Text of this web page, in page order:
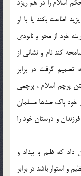
اسلام را در هم ريزد
اطاعت بكند يا با او
خود از محو و نابودى
كند نام و نشانى از
تصميم گرفت در برابر
پرچم اسلام ، پرچمى
خود پاك صدها مسلمان
و دوستان خود را
داد كه ظلم و بيداد و
استوار باشد در برابر